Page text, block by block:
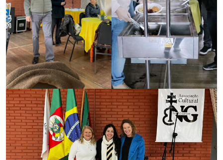
Advocacia-Geral da União
Banco Central do Brasil
Planalto